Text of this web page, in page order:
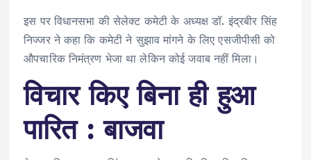
इस पर विधानसभा की सेलेक्ट कमेटी के अध्यक्ष डॉ. इंद्रबीर सिंह
निज्जर ने कहा कि कमेटी ने सुझाव मांगने के लिए एसजीपीसी को
औपचारिक निमंत्रण भेजा था लेकिन कोई जवाब नहीं मिला।
विचार किए बिना ही हुआ
पारित : बाजवा